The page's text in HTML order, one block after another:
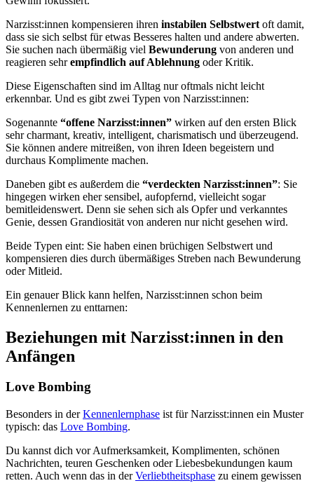
Narzisst:innen kompensieren ihren instabilen Selbstwert oft damit,
dass sie sich selbst für etwas Besseres halten und andere abwerten.
Sie suchen nach übermäßig viel Bewunderung von anderen und
reagieren sehrempfindlich auf Ablehnung oder Kritik.
Diese Eigenschaften sind im Alltag nur oftmals nicht leicht
erkennbar. Und es gibt zwei Typen von Narzisst:innen:
Sogenannte “offene Narzisst:innen” wirken auf den ersten Blick
sehr charmant, kreativ, intelligent, charismatisch und überzeugend.
Sie können andere mitreißen, von ihren Ideen begeistern und
durchaus Komplimente machen.
Daneben gibt es außerdem die “verdeckten Narzisst:innen”: Sie
hingegen wirken eher sensibel, aufopfernd, vielleicht sogar
bemitleidenswert. Denn sie sehen sich als Opfer und verkanntes
Genie, dessen Grandiosität von anderen nur nicht gesehen wird.
Beide Typen eint: Sie haben einen brüchigen Selbstwert und
kompensieren dies durch übermäßiges Streben nach Bewunderung
oder Mitleid.
Ein genauer Blick kann helfen, Narzisst:innen schon beim
Kennenlernen zu enttarnen:
Beziehungen mit Narzisst:innen in den
Anfängen
Love Bombing
Besonders in derKennenlernphase ist für Narzisst:innen ein Muster
typisch: das Love Bombing.
Du kannst dich vor Aufmerksamkeit, Komplimenten, schönen
Nachrichten, teuren Geschenken oder Liebesbekundungen kaum
retten. Auch wenn das in derVerliebtheitsphase zu einem gewissen